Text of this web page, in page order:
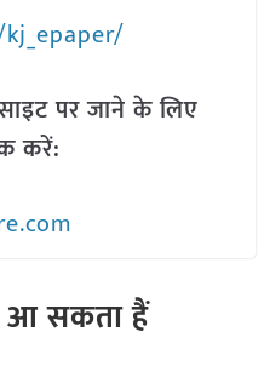
पर जाने के लिए
करें:
आ सकता हैं